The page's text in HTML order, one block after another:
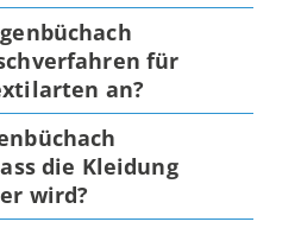
für
an?
die Kleidung
wird?